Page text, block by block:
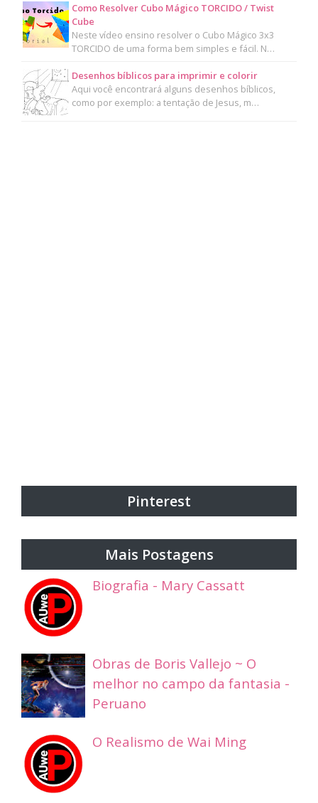
Como Resolver Cubo Mágico TORCIDO / Twist
Cube
Neste vídeo ensino resolver o Cubo Mágico 3x3
TORCIDO de uma forma bem simples e fácil. N…
Desenhos bíblicos para imprimir e colorir
Aqui você encontrará alguns desenhos bíblicos,
como por exemplo: a tentação de Jesus, m…
Pinterest
Mais Postagens
Biografia - Mary Cassatt
Obras de Boris Vallejo ~ O
melhor no campo da fantasia -
Peruano
O Realismo de Wai Ming